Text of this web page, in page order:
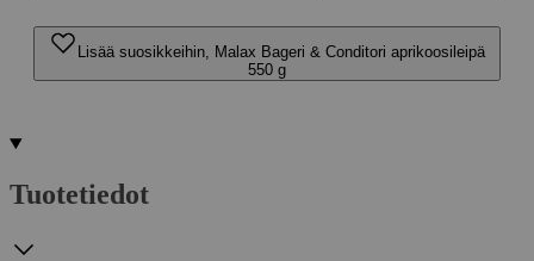
Lisää suosikkeihin, Malax Bageri & Conditori aprikoosileipä
550 g
Tuotetiedot